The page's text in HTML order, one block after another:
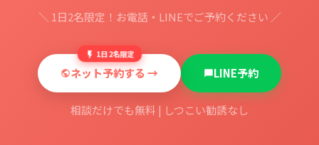
＼ 1日2名限定！お電話・LINEでご予約ください ／
1日2名限定
ネット予約する → LINE予約
相談だけでも無料 | しつこい勧誘なし